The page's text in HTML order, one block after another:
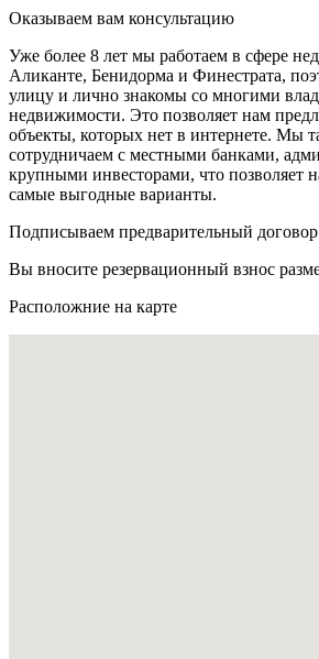
Оказываем вам консультацию
Уже более 8 лет мы работаем в сфере
Аликанте, Бенидорма и Финестрата,
улицу и лично знакомы со многими
недвижимости. Это позволяет нам
объекты, которых нет в интернете. Мы
сотрудничаем с местными банками,
крупными инвесторами, что позволяет
самые выгодные варианты.
Подписываем предварительный договор
Вы вносите резервационный взнос
Расположние на карте